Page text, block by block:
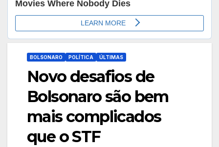
BOLSONARO POLÍTICA ÚLTIMAS
Novo desafios de
Bolsonaro são bem
mais complicados
que o STF